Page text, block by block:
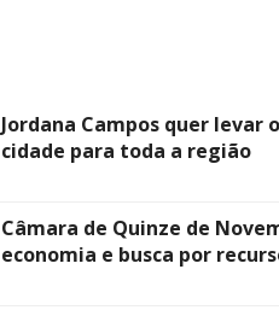
Jordana Campos quer
cidade para toda a região
Câmara de Quinze de
economia e busca por